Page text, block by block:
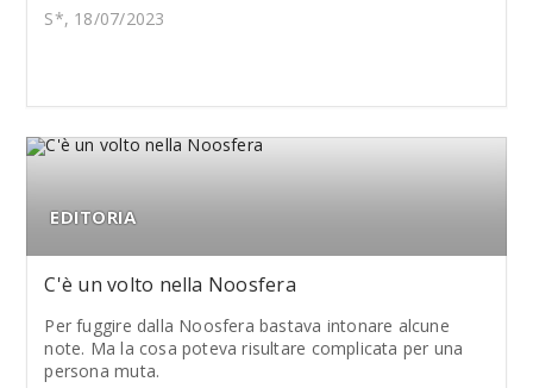
S*, 18/07/2023
EDITORIA
C'è un volto nella Noosfera
Per fuggire dalla Noosfera bastava intonare alcune
note. Ma la cosa poteva risultare complicata per una
persona muta.